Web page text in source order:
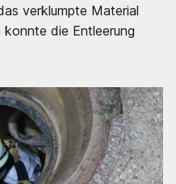
verklumpte Material
die Entleerung